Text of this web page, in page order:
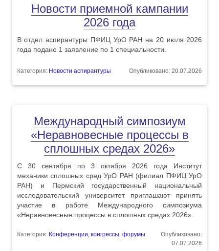
Новости приемной кампании
2026 года
В отдел аспирантуры ПФИЦ УрО РАН на 20 июля 2026
года подано 1 заявление по 1 специальности.
Категория: Новости аспирантуры Опубликовано: 20.07.2026
Международный симпозиум
«Неравновесные процессы в
сплошных средах 2026»
С 30 сентября по 3 октября 2026 года Институт
механики сплошных сред УрО РАН (филиал ПФИЦ УрО
РАН) и Пермский государственный национальный
исследовательский университет приглашают принять
участие в работе Международного симпозиума
«Неравновесные процессы в сплошных средах 2026».
Категория: Конференции, конгрессы, форумы
Опубликовано:
07.07.2026